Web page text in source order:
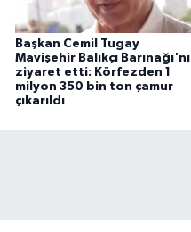
Başkan Cemil Tugay
Mavişehir Balıkçı Barınağı'nı
ziyaret etti: Körfezden 1
milyon 350 bin ton çamur
çıkarıldı